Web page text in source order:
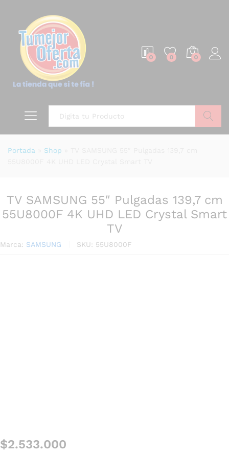
0 0 0
Portada
Shop
TV SAMSUNG 55″ Pulgadas 139,7 cm
55U8000F 4K UHD LED Crystal Smart
TV
Marca: SAMSUNG SKU: 55U8000F
$2.533.000